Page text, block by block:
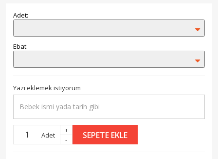
Adet:
Ebat:
Yazı eklemek istiyorum
Adet
+
-
SEPETE EKLE